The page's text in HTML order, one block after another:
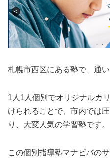
札幌市西区にある塾で、通
1人1人個別でオリジナルカ
けられることで、市内では
り、大変人気の学習塾です。
この個別指導塾マナビバの